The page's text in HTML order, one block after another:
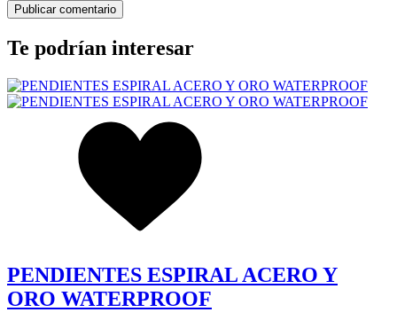
Te podrían interesar
PENDIENTES ESPIRAL ACERO Y
ORO WATERPROOF